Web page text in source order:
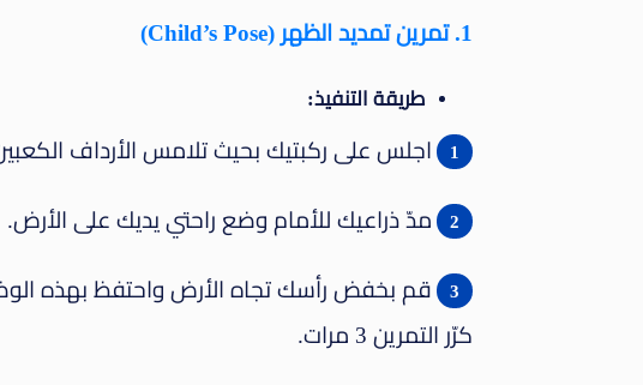
1. تمرين تمديد الظهر (Child’s Pose)
طريقة التنفيذ:
اجلس على ركبتيك بحيث تلامس الأرداف
مدّ ذراعيك للأمام وضع راحتي يديك على الأرض.
قم بخفض رأسك تجاه الأرض واحتفظ بهذه الوضعية لمدة
كرّر التمرين 3 مرات.